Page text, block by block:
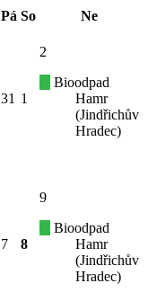
Pá So Ne
31 1
2
Bioodpad
Hamr
(Jindřichův
Hradec)
7 8
9
Bioodpad
Hamr
(Jindřichův
Hradec)